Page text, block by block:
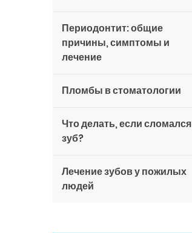
Периодонтит: общие
причины, симптомы и
лечение
Пломбы в стоматологии
Что делать, если сломался
зуб?
Лечение зубов у пожилых
людей